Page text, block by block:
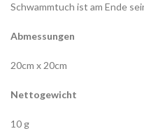
Schwammtuch ist am Ende
Abmessungen
20cm x 20cm
Nettogewicht
10 g